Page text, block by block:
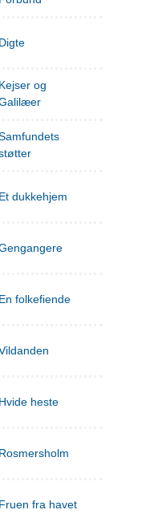
Digte
Kejser og
Et dukkehjem
En folkefiende
Hvide heste
Rosmersholm
Fruen fra havet